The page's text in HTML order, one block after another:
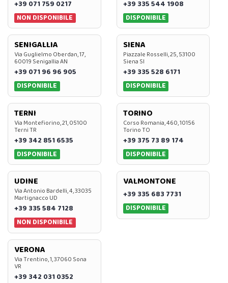
+39 071 759 0217
NON DISPONIBILE
+39 335 544 1908
DISPONIBILE
SENIGALLIA
Via Guglielmo Oberdan, 17,
60019 Senigallia AN
+39 071 96 96 905
DISPONIBILE
SIENA
Piazzale Rosselli, 25, 53100
Siena SI
+39 335 528 6171
DISPONIBILE
TERNI
Via Montefiorino, 21, 05100
Terni TR
+39 342 851 6535
DISPONIBILE
TORINO
Corso Romania, 460, 10156
Torino TO
+39 375 73 89 174
DISPONIBILE
UDINE
Via Antonio Bardelli, 4, 33035
Martignacco UD
+39 335 584 7128
NON DISPONIBILE
VALMONTONE
+39 335 683 7731
DISPONIBILE
VERONA
Via Trentino, 1, 37060 Sona
VR
+39 342 031 0352